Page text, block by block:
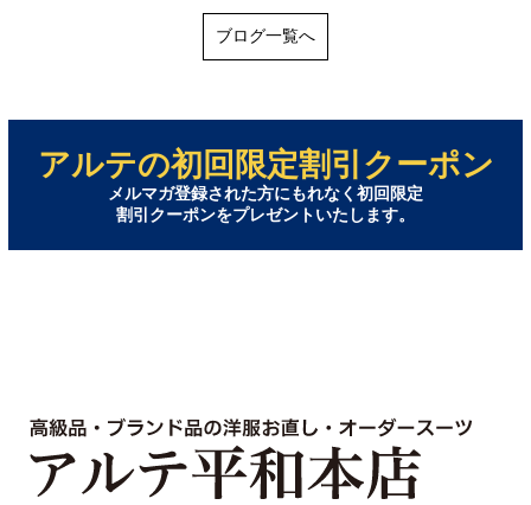
ブログ一覧へ
アルテの初回限定割引クーポン
メルマガ登録された方にもれなく初回限定
割引クーポンをプレゼントいたします。